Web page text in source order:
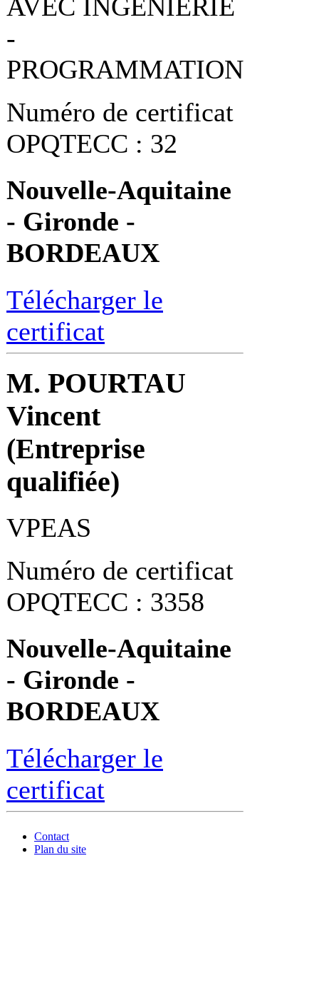
AVEC INGENIERIE
-
PROGRAMMATION
Numéro de certificat
OPQTECC : 32
Nouvelle-Aquitaine
- Gironde -
BORDEAUX
Télécharger le
certificat
M. POURTAU
Vincent
(Entreprise
qualifiée)
VPEAS
Numéro de certificat
OPQTECC : 3358
Nouvelle-Aquitaine
- Gironde -
BORDEAUX
Télécharger le
certificat
Contact
Plan du site